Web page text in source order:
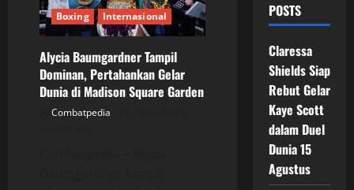
Boxing Internasional
Alycia Baumgardner Tampil
Dominan, Pertahankan Gelar
Dunia di Madison Square Garden
Combatpedia
POSTS
Claressa
Shields Siap
Rebut Gelar
Kaye Scott
dalam Duel
Dunia 15
Agustus